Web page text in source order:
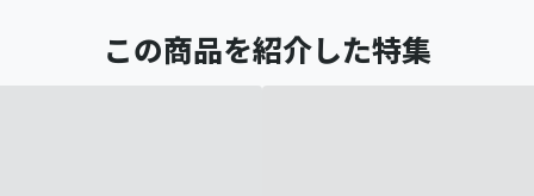
この商品を紹介した特集